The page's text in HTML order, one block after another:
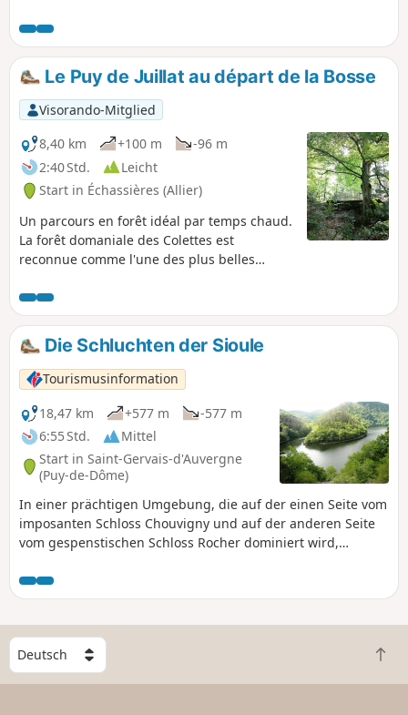
Le Puy de Juillat au départ de la Bosse
Visorando-Mitglied
8,40 km
+100 m
-96 m
2:40 Std.
Leicht
Start in Échassières (Allier)
Un parcours en forêt idéal par temps chaud.
La forêt domaniale des Colettes est
reconnue comme l'une des plus belles
Die Schluchten der Sioule
Tourismusinformation
18,47 km
+577 m
-577 m
6:55 Std.
Mittel
Start in Saint-Gervais-d'Auvergne
(Puy-de-Dôme)
In einer prächtigen Umgebung, die auf der einen Seite vom
imposanten Schloss Chouvigny und auf der anderen Seite
vom gespenstischen Schloss Rocher dominiert wird,
fischereitechnischer als auch aus touristischer Sicht einen
Abstecher wert ist. Markierung: Grün
W
ä
h
Z
u